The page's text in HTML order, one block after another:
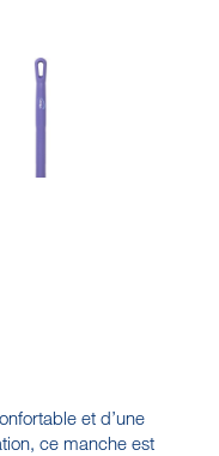
et d’une
ce manche est